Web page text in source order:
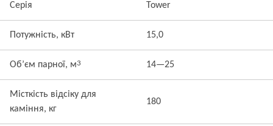
Серія Tower
Потужність, кВт 15,0
Об’єм парної, м3 14—25
Місткість відсіку для
каміння, кг
180